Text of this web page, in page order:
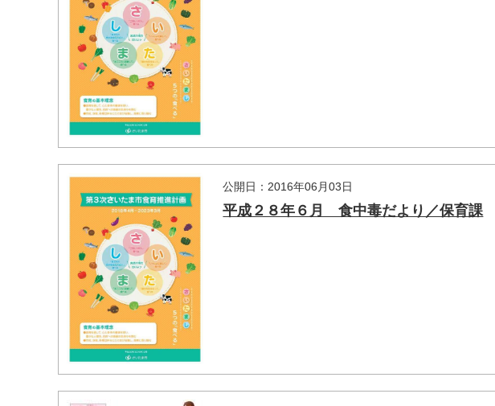
公開日：2016年06月03日
平成２８年６月 食中毒だより／保育課